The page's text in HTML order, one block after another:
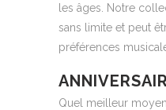
les âges. Notre
sans limite et peut
préférences
Quel meilleur